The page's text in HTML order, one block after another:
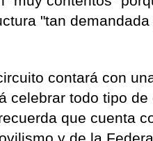
"tan
contará con
celebrar todo tipo
que cuenta
y de la